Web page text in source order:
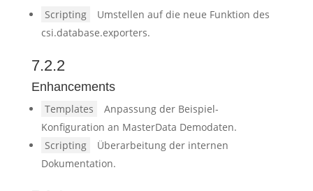
Scripting
Umstellen auf die neue Funktion des
csi.database.exporters.
7.2.2
Enhancements
Templates
Anpassung der Beispiel-
Konfiguration an MasterData Demodaten.
Scripting
Überarbeitung der internen
Dokumentation.